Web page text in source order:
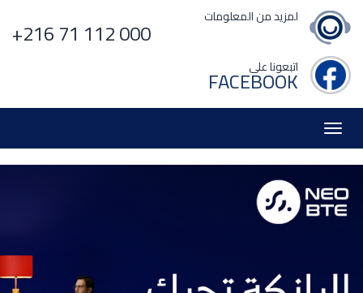
لمزيد من المعلومات +216 71 112 000
اتبعونا على
FACEBOOK
Toggle
navigation